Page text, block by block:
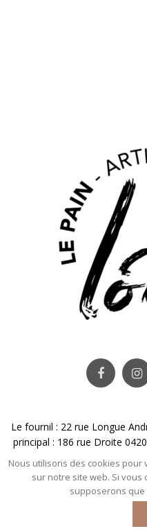
Le fournil : 22 rue Longue
principal : 186 rue Droite
31 95 25
–
Nous utilisons des cookies
sur notre site web. Si vous
supposerons